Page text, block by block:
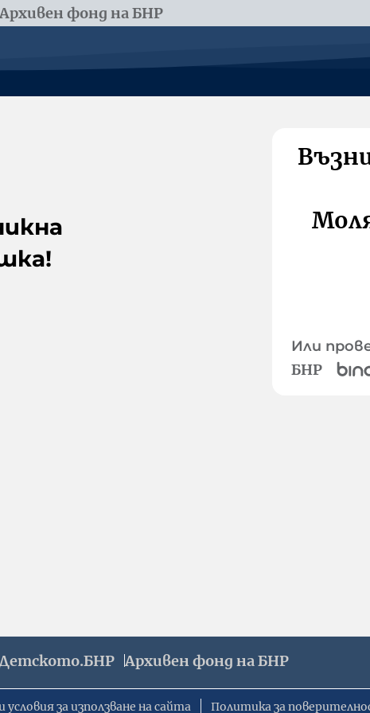
Архивен фонд на БНР
Или
БНР
Детското.БНР Архивен фонд на БНР
условия за използване на сайта Политика за